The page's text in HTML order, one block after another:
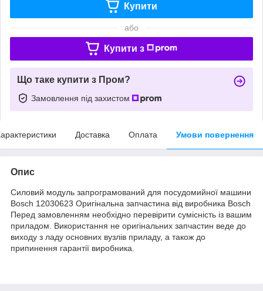
Купити
або
Купити з
Що таке купити з Пром?
Замовлення під захистом
Доставка Оплата Умови повернення
Опис
Силовий модуль запрограмований для посудомийної машини
Bosch 12030623 Оригінальна запчастина від виробника Bosch
Перед замовленням необхідно перевірити сумісність із вашим
приладом. Використання не оригінальних запчастин веде до
виходу з ладу основних вузлів приладу, а також до
припинення гарантії виробника.